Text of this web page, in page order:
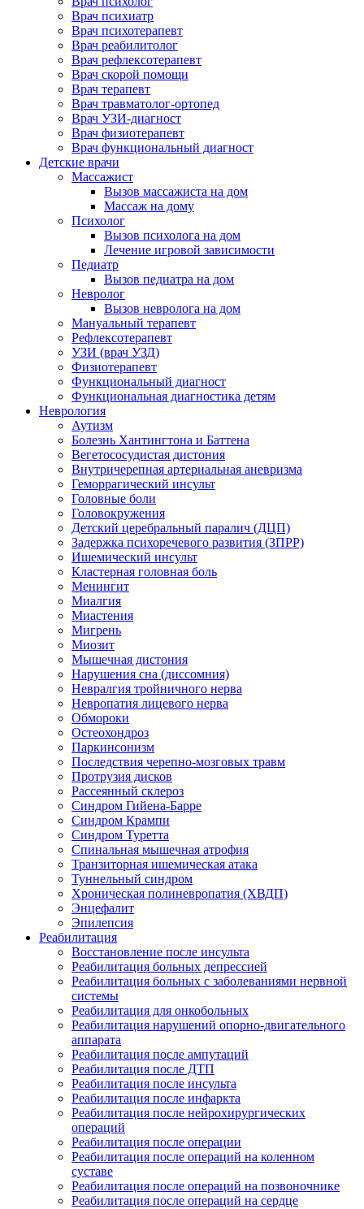
Врач психиатр
Врач психотерапевт
Врач реабилитолог
Врач рефлексотерапевт
Врач скорой помощи
Врач терапевт
Врач травматолог-ортопед
Врач УЗИ-диагност
Врач физиотерапевт
Врач функциональный диагност
Детские врачи
Массажист
Вызов массажиста на дом
Массаж на дому
Психолог
Вызов психолога на дом
Лечение игровой зависимости
Педиатр
Вызов педиатра на дом
Невролог
Вызов невролога на дом
Мануальный терапевт
Рефлексотерапевт
УЗИ (врач УЗД)
Физиотерапевт
Функциональный диагност
Функциональная диагностика детям
Неврология
Аутизм
Болезнь Хантингтона и Баттена
Вегетососудистая дистония
Внутричерепная артериальная аневризма
Геморрагический инсульт
Головные боли
Головокружения
Детский церебральный паралич (ДЦП)
Задержка психоречевого развития (ЗПРР)
Ишемический инсульт
Кластерная головная боль
Менингит
Миалгия
Миастения
Мигрень
Миозит
Мышечная дистония
Нарушения сна (диссомния)
Невралгия тройничного нерва
Невропатия лицевого нерва
Обмороки
Остеохондроз
Паркинсонизм
Последствия черепно-мозговых травм
Протрузия дисков
Рассеянный склероз
Синдром Гийена-Барре
Синдром Крампи
Синдром Туретта
Спинальная мышечная атрофия
Транзиторная ишемическая атака
Туннельный синдром
Хроническая полиневропатия (ХВДП)
Энцефалит
Эпилепсия
Реабилитация
Восстановление после инсульта
Реабилитация больных депрессией
Реабилитация больных с заболеваниями нервной
системы
Реабилитация для онкобольных
Реабилитация нарушений опорно-двигательного
аппарата
Реабилитация после ампутаций
Реабилитация после ДТП
Реабилитация после инсульта
Реабилитация после инфаркта
Реабилитация после нейрохирургических
операций
Реабилитация после операции
Реабилитация после операций на коленном
суставе
Реабилитация после операций на позвоночнике
Реабилитация после операций на сердце